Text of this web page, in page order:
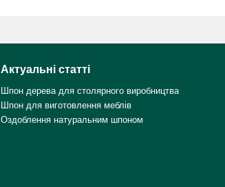
Актуальні статті
Шпон дерева для столярного виробництва
Шпон для виготовлення меблів
Оздоблення натуральним шпоном